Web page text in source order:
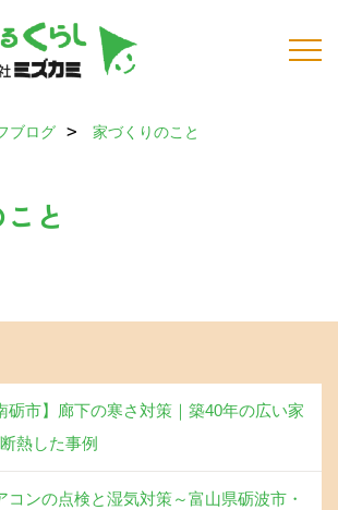
ブログ 家づくりのこと
と
砺市】廊下の寒さ対策｜築40年の広い家
熱した事例
コンの点検と湿気対策～富山県砺波市・